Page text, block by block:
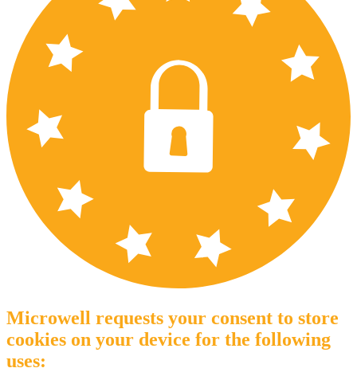
Microwell requests your consent to store
cookies on your device for the following
uses: